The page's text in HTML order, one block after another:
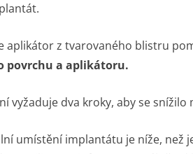
aplikátor z tvarovaného blistru
povrchu a aplikátoru.
vyžaduje dva kroky, aby se
umístění implantátu je níže, než